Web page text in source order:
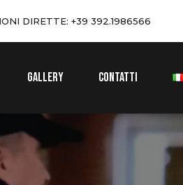
DIRETTE: +39 392.1986566
GALLERY CONTATTI